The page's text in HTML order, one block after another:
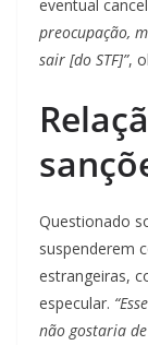
eventual
preocupação,
sair [do STF]”,
Questionado
suspenderem
estrangeiras,
especular.
não gostaria